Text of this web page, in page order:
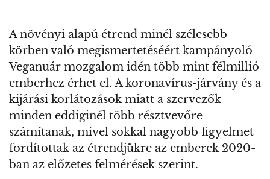
A növényi alapú étrend minél szélesebb
körben való megismertetéséért kampányoló
Veganuár mozgalom idén több mint félmillió
emberhez érhet el. A koronavírus-járvány és a
kijárási korlátozások miatt a szervezők
minden eddiginél több résztvevőre
számítanak, mivel sokkal nagyobb figyelmet
fordítottak az étrendjükre az emberek 2020-
ban az előzetes felmérések szerint.